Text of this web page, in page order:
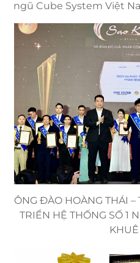
ngũ Cube System Việt
ÔNG ĐÀO HOÀNG THÁI –
TRIỂN HỆ THỐNG SỐ 1